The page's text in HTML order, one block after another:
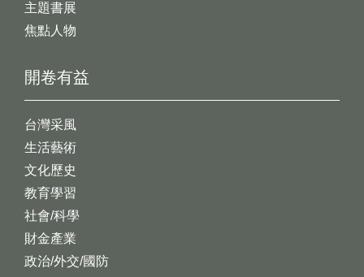
開卷有益
台灣采風
生活藝術
文化歷史
教育學習
社會/科學
財金產業
政治/外交/國防
主題書展
焦點人物